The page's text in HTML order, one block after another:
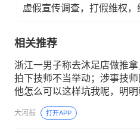
虚假宣传调查，打假维权，
相关推荐
浙江一男子称去沐足店做推
拍下技师不当举动；涉事技师
他怎么可以这样坑我呢，明明
自己说的；警方已介入调查
大河报 打开APP